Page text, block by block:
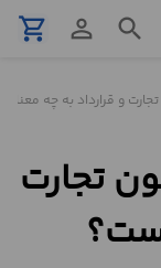
search
person_outline
shopping_cart
و قرارداد به چه معنا
تجارت